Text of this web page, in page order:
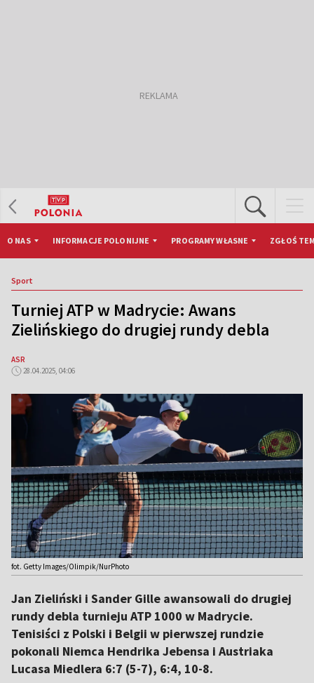
O NAS INFORMACJE POLONIJNE PROGRAMY WŁASNE ZGŁOŚ
Sport
Turniej ATP w Madrycie: Awans
Zielińskiego do drugiej rundy debla
ASR
28.04.2025, 04:06
fot. Getty Images/Olimpik/NurPhoto
Jan Zieliński i Sander Gille awansowali do drugiej
rundy debla turnieju ATP 1000 w Madrycie.
Tenisiści z Polski i Belgii w pierwszej rundzie
pokonali Niemca Hendrika Jebensa i Austriaka
Lucasa Miedlera 6:7 (5-7), 6:4, 10-8.